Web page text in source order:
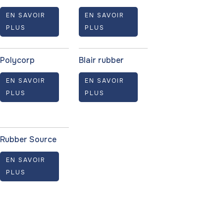
EN SAVOIR
PLUS
EN SAVOIR
PLUS
Polycorp
EN SAVOIR
PLUS
Blair rubber
EN SAVOIR
PLUS
Rubber Source
EN SAVOIR
PLUS